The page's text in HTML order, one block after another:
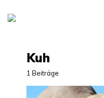
Kuh
1 Beiträge